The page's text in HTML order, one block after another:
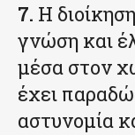
7. Η
γνώση και
μέσα στον
έχει
αστυνομία